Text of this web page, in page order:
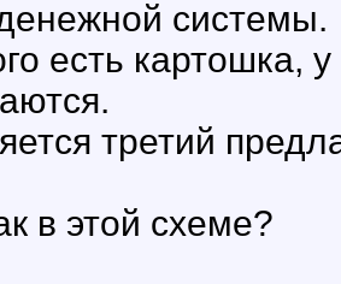
системы.
есть картошка,
третий
в этой схеме?